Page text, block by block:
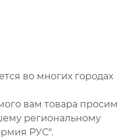
во многих городах
вам товара просим
региональному
РУС".